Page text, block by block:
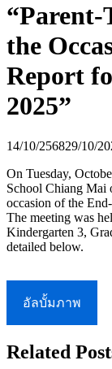
“Parent-
the
Report
2025”
14/10/256829/10/
On Tuesday,
School Chiang Mai
occasion of the
The meeting was
Kindergarten 3,
detailed below.
อัลบั้มภาพ
Related